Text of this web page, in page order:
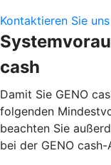
Kontaktieren Sie uns
cash
Damit Sie GENO
folgenden
beachten Sie
bei der GENO